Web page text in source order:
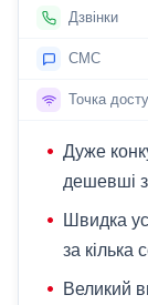
Дзвінки
СМС
Точка
Дуже
дешевші
Швидка
за кілька
Великий